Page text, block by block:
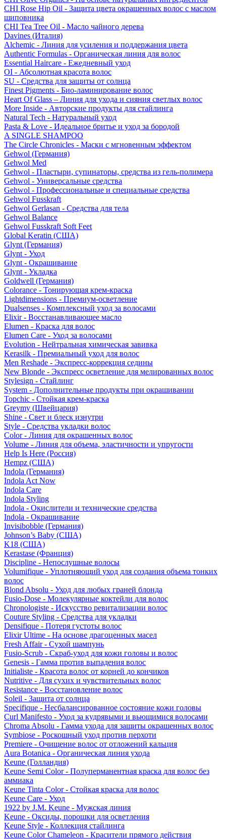
CHI Rose Hip Oil - Защита цвета окрашенных волос с маслом
шиповника
CHI Tea Tree Oil - Масло чайного дерева
Davines (Италия)
Alchemic - Линия для усиления и поддержания цвета
Authentic Formulas - Органическая линия для волос
Essential Haircare - Eжедневный уход
OI - Абсолютная красота волос
SU - Средства для защиты от солнца
Finest Pigments - Био-ламинирование волос
Heart Of Glass – Линия для ухода и сияния светлых волос
More Inside - Авторские продукты для стайлинга
Natural Tech - Натуральный уход
Pasta & Love - Идеальное бритье и уход за бородой
A SINGLE SHAMPOO
The Circle Chronicles - Маски с мгновенным эффектом
Gehwol (Германия)
Gehwol Med
Gehwol - Пластыри, супинаторы, средства из гель-полимера
Gehwol - Универсальные средства
Gehwol - Профессиональные и специальные средства
Gehwol Fusskraft
Gehwol Gerlasan - Средства для тела
Gehwol Balance
Gehwol Fusskraft Soft Feet
Global Keratin (США)
Glynt (Германия)
Glynt - Уход
Glynt - Окрашивание
Glynt - Укладка
Goldwell (Германия)
Colorance - Тонирующая крем-краска
Lightdimensions - Премиум-осветление
Dualsenses - Комплексный уход за волосами
Elixir - Восстанавливающее масло
Elumen - Краска для волос
Elumen Care - Уход за волосами
Evolution - Нейтральная химическая завивка
Kerasilk - Премиальный уход для волос
Men Reshade - Экспресс-коррекция седины
New Blonde - Экспресс осветление для мелированных волос
Stylesign - Стайлинг
System - Дополнительные продукты при окрашивании
Topchic - Стойкая крем-краска
Greymy (Швейцария)
Shine - Свет и блеск изнутри
Style - Средства укладки волос
Color - Линия для окрашенных волос
Volume - Линия для объема, эластичности и упругости
Help Is Here (Россия)
Hempz (США)
Indola (Германия)
Indola Act Now
Indola Care
Indola Styling
Indola - Окислители и технические средства
Indola - Окрашивание
Invisibobble (Германия)
Johnson’s Baby (США)
K18 (США)
Kerastase (Франция)
Discipline - Непослушные волосы
Volumifique - Уплотняющий уход для создания объема тонких
волос
Blond Absolu - Уход для любых граней блонда
Fusio-Dose - Молекулярные коктейли для волос
Chronologiste - Искусство ревитализации волос
Couture Styling - Средства для укладки
Densifique - Потеря густоты волос
Elixir Ultime - На основе драгоценных масел
Fresh Affair - Сухой шампунь
Fusio-Scrub - Скраб-уход для кожи головы и волос
Genesis - Гамма против выпадения волос
Initialiste - Красота волос от корней до кончиков
Nutritive - Для сухих и чувствительных волос
Resistance - Восстановление волос
Soleil - Защита от солнца
Specifique - Несбалансированное состояние кожи головы
Curl Manifesto - Уход за кудрявыми и вьющимися волосами
Chroma Absolu - Гамма ухода для защиты окрашенных волос
Symbiose - Роскошный уход против перхоти
Premiere - Очищение волос от отложений кальция
Aura Botanica - Органическая линия ухода
Keune (Голландия)
Keune Semi Color - Полуперманентная краска для волос без
аммиака
Keune Tinta Color - Стойкая краска для волос
Keune Care - Уход
1922 by J.M. Keune - Мужская линия
Keune - Оксиды, порошки для осветления
Keune Style - Коллекция стайлинга
Keune Color Chameleon - Красители прямого действия